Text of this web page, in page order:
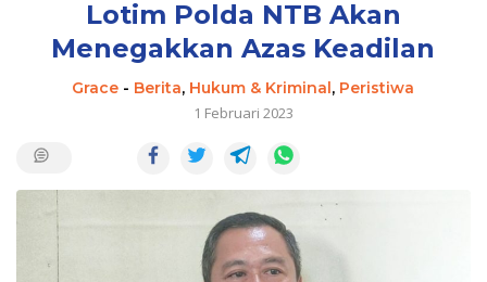
Lotim Polda NTB Akan
Menegakkan Azas Keadilan
Grace - Berita, Hukum & Kriminal, Peristiwa
1 Februari 2023